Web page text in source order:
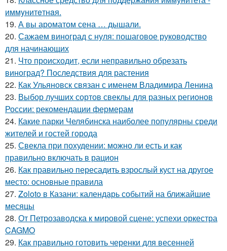
иммyнитeтнaя.
19. А вы ароматом сена … дышали.
20. Сажаем виноград с нуля: пошаговое руководство
для начинающих
21. Что происходит, если неправильно обрезать
виноград? Последствия для растения
22. Как Ульяновск связан с именем Владимира Ленина
23. Выбор лучших сортов свеклы для разных регионов
России: рекомендации фермерам
24. Какие парки Челябинска наиболее популярны среди
жителей и гостей города
25. Свекла при похудении: можно ли есть и как
правильно включать в рацион
26. Как правильно пересадить взрослый куст на другое
место: основные правила
27. Zoloto в Казани: календарь событий на ближайшие
месяцы
28. От Петрозаводска к мировой сцене: успехи оркестра
CAGMO
29. Как правильно готовить черенки для весенней